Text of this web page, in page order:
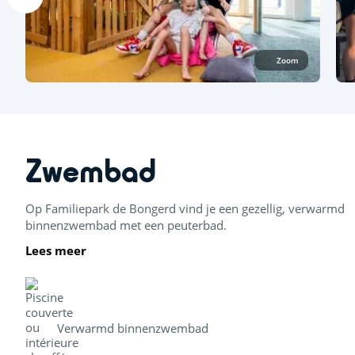
Zoom
Zwembad
Op Familiepark de Bongerd vind je een gezellig, verwarmd
binnenzwembad met een peuterbad.
Lees meer
Verwarmd binnenzwembad